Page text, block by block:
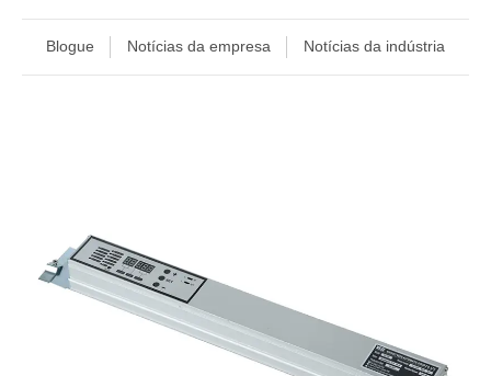
Blogue Notícias da empresa Notícias da indústria